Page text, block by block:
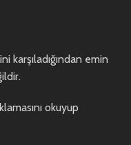
karşıladığından emin
okuyup